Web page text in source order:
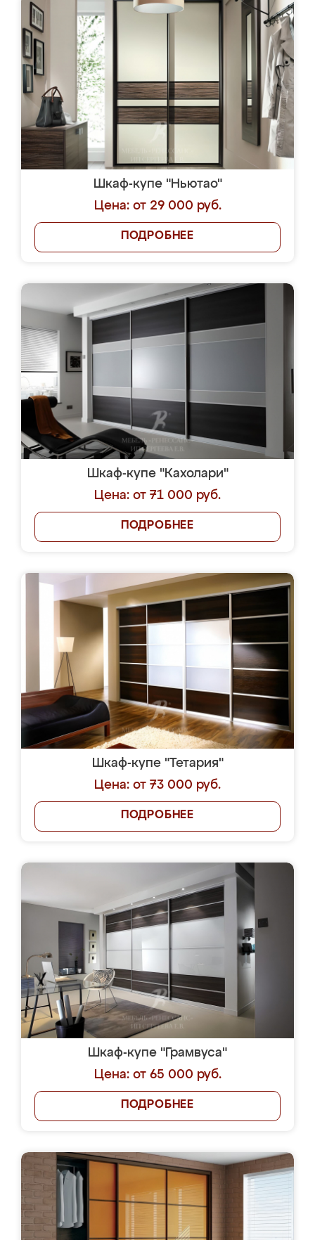
Шкаф-купе "Ньютао"
Цена: от 29 000 руб.
ПОДРОБНЕЕ
Шкаф-купе "Кахолари"
Цена: от 71 000 руб.
ПОДРОБНЕЕ
Шкаф-купе "Тетария"
Цена: от 73 000 руб.
ПОДРОБНЕЕ
Шкаф-купе "Грамвуса"
Цена: от 65 000 руб.
ПОДРОБНЕЕ